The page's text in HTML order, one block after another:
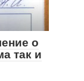
о
так и